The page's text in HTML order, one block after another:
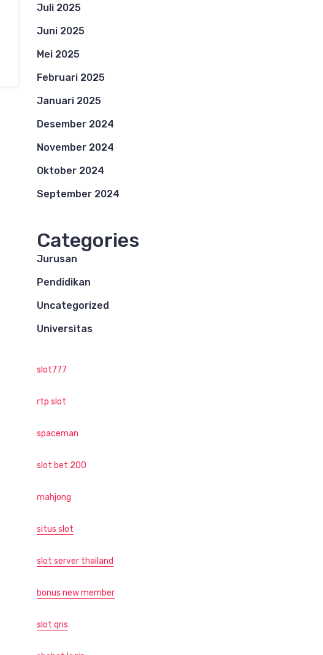
Juli 2025
Juni 2025
Mei 2025
Februari 2025
Januari 2025
Desember 2024
November 2024
Oktober 2024
September 2024
Categories
Jurusan
Pendidikan
Uncategorized
Universitas
slot777
rtp slot
spaceman
slot bet 200
mahjong
situs slot
slot server thailand
bonus new member
slot qris